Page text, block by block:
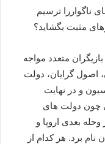
ناگواررا ترسیم
مثبت بگشاید؟
متعدد مواجه
اصول گرایان، دولت
و در نهایت
چون دولت های
بعدی اروپا و
نام برد. هر کدام از